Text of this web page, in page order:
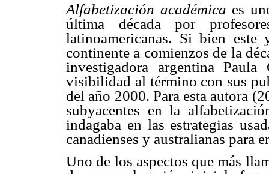
Alfabetización académica es
última década por
latinoamericanas. Si bien este
continente a comienzos de la
investigadora argentina
visibilidad al término con sus
del año 2000. Para esta autora
subyacentes en la
indagaba en las estrategias
canadienses y australianas para
Uno de los aspectos que más